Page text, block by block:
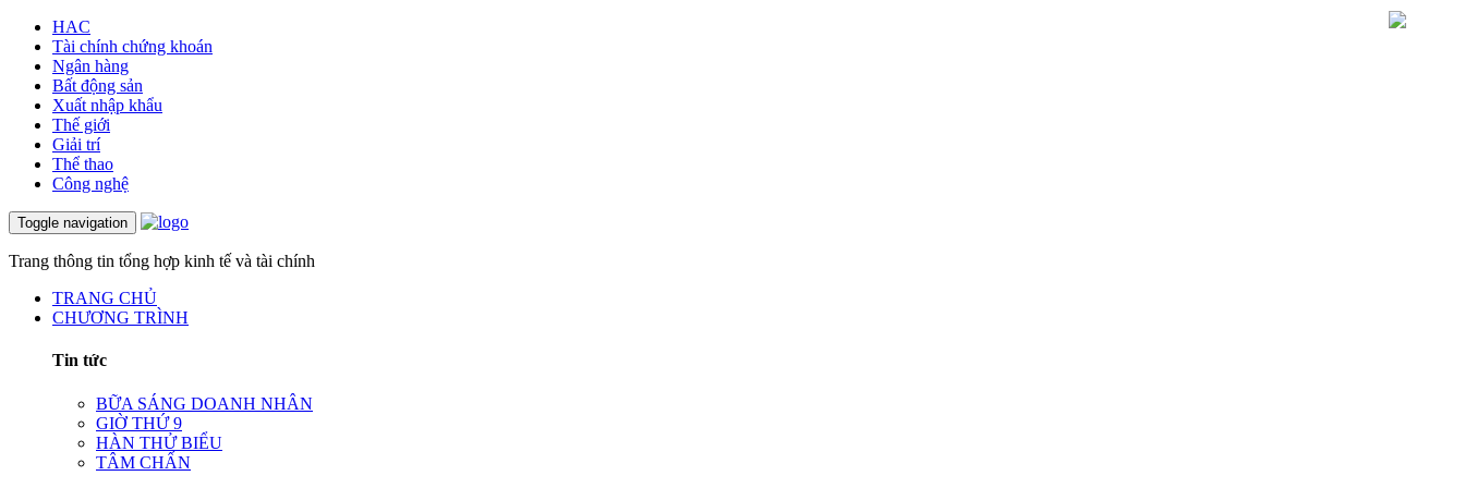
HAC
Tài chính chứng khoán
Ngân hàng
Bất động sản
Xuất nhập khẩu
Thế giới
Giải trí
Thể thao
Công nghệ
Toggle navigation
Trang thông tin tổng hợp kinh tế và tài chính
TRANG CHỦ
CHƯƠNG TRÌNH
Tin tức
BỮA SÁNG DOANH NHÂN
GIỜ THỨ 9
HÀN THỬ BIỂU
TÂM CHẤN